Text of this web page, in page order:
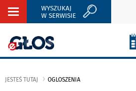
Rozwiń
WYSZUKAJ
W SERWISIE
JESTEŚ TUTAJ OGLOSZENIA